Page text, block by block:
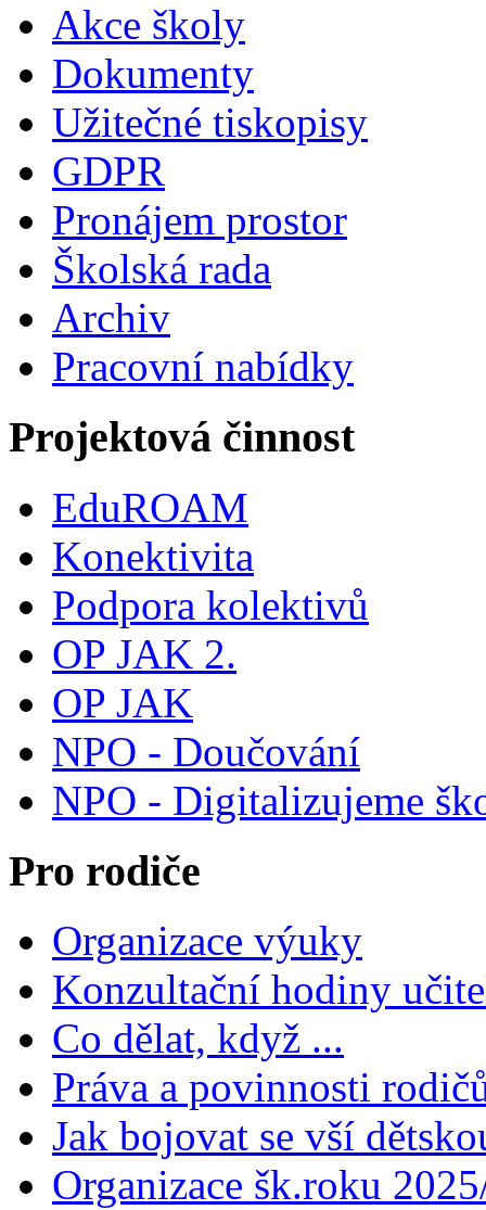
Akce školy
Dokumenty
Užitečné tiskopisy
GDPR
Pronájem prostor
Školská rada
Archiv
Pracovní nabídky
Projektová činnost
EduROAM
Konektivita
Podpora kolektivů
OP JAK 2.
OP JAK
NPO - Doučování
NPO - Digitalizujeme
Pro rodiče
Organizace výuky
Konzultační hodiny
Co dělat, když ...
Práva a povinnosti
Jak bojovat se vší
Organizace šk.roku